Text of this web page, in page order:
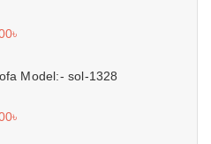
৳
Model:- sol-1328
৳